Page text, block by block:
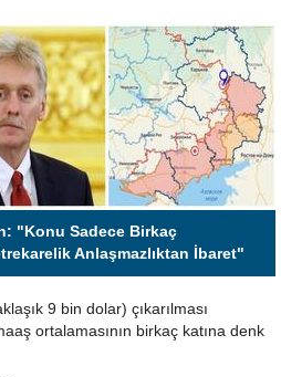
"Konu Sadece Birkaç
Anlaşmazlıktan İbaret"
9 bin dolar) çıkarılması
ortalamasının birkaç katına denk